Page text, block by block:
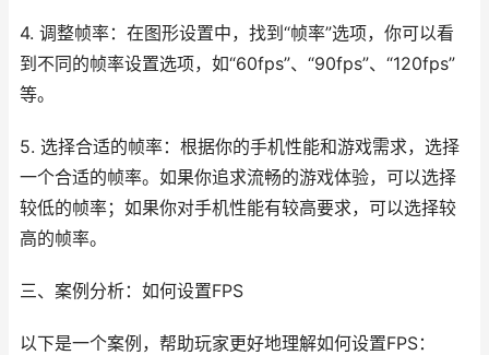
4. 调整帧率：在图形设置中，找到“帧率”选项，你可以看
到不同的帧率设置选项，如“60fps”、“90fps”、“120fps”
等。
5. 选择合适的帧率：根据你的手机性能和游戏需求，选择
一个合适的帧率。如果你追求流畅的游戏体验，可以选择
较低的帧率；如果你对手机性能有较高要求，可以选择较
高的帧率。
三、案例分析：如何设置FPS
以下是一个案例，帮助玩家更好地理解如何设置FPS：